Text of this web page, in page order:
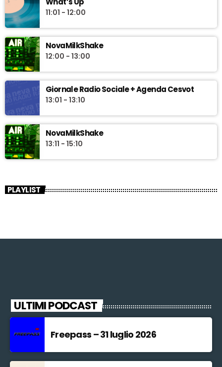
11:01 - 12:00
NovaMilkShake
12:00 - 13:00
Giornale Radio Sociale + Agenda Cesvot
13:01 - 13:10
NovaMilkShake
13:11 - 15:10
PLAYLIST
ULTIMI PODCAST
Freepass – 31 luglio 2026